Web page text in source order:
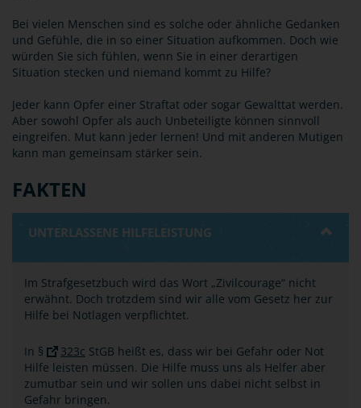
Bei vielen Menschen sind es solche oder ähnliche Gedanken
und Gefühle, die in so einer Situation aufkommen. Doch wie
würden Sie sich fühlen, wenn Sie in einer derartigen
Situation stecken und niemand kommt zu Hilfe?
Jeder kann Opfer einer Straftat oder sogar Gewalttat werden.
Aber sowohl Opfer als auch Unbeteiligte können sinnvoll
eingreifen. Mut kann jeder lernen! Und mit anderen Mutigen
kann man gemeinsam stärker sein.
FAKTEN
UNTERLASSENE HILFELEISTUNG
Im Strafgesetzbuch wird das Wort „Zivilcourage“ nicht
erwähnt. Doch trotzdem sind wir alle vom Gesetz her zur
Hilfe bei Notlagen verpflichtet.
In § 323c StGB heißt es, dass wir bei Gefahr oder Not
Hilfe leisten müssen. Die Hilfe muss uns als Helfer aber
zumutbar sein und wir sollen uns dabei nicht selbst in
Gefahr bringen.